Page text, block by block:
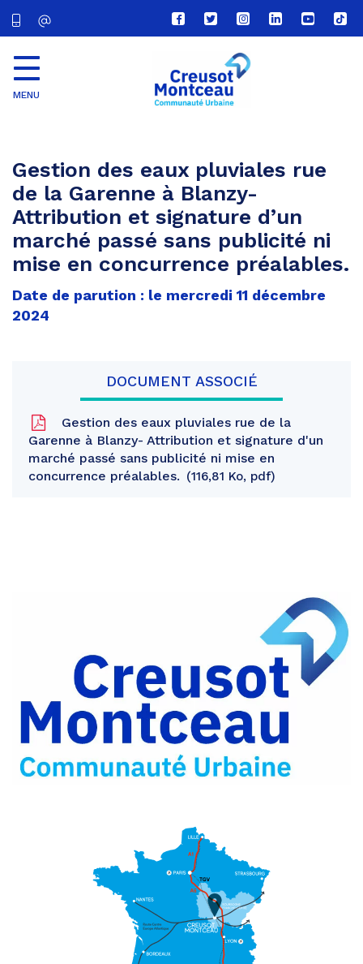
Lien
vers
compte
Facebook
Lien
vers
compte
Twitter
Lien
vers
le
compte
Lien
vers
Lien
vers
Lien
vers
MENU
Gestion des eaux pluviales rue
de la Garenne à Blanzy-
Attribution et signature d’un
marché passé sans publicité ni
mise en concurrence préalables.
Date de parution : le mercredi 11 décembre
2024
DOCUMENT ASSOCIÉ
Gestion des eaux pluviales rue de la
Garenne à Blanzy- Attribution et signature d'un
marché passé sans publicité ni mise en
concurrence préalables.
116,81 Ko, pdf
Facebook
Partager
Twitter
Partager
par
e-
mail